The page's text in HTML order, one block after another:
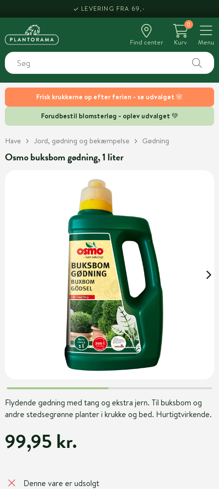
Frisk krukkerne op efter ferien - se udvalget 🌸
Forudbestil blomsterløg - oplev udvalget 💚
LEVERING FRA 69,-
Find center
0
Kurv
Menu
Have Jord, gødning og bekæmpelse Gødning
Osmo buksbom gødning, 1 liter
Flydende gødning med tang og ekstra jern. Til buksbom og
andre stedsegrønne planter i krukke og bed. Hurtigtvirkende.
99,95 kr.
Denne vare er udsolgt